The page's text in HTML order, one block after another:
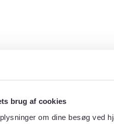
brug af cookies
om dine besøg ved